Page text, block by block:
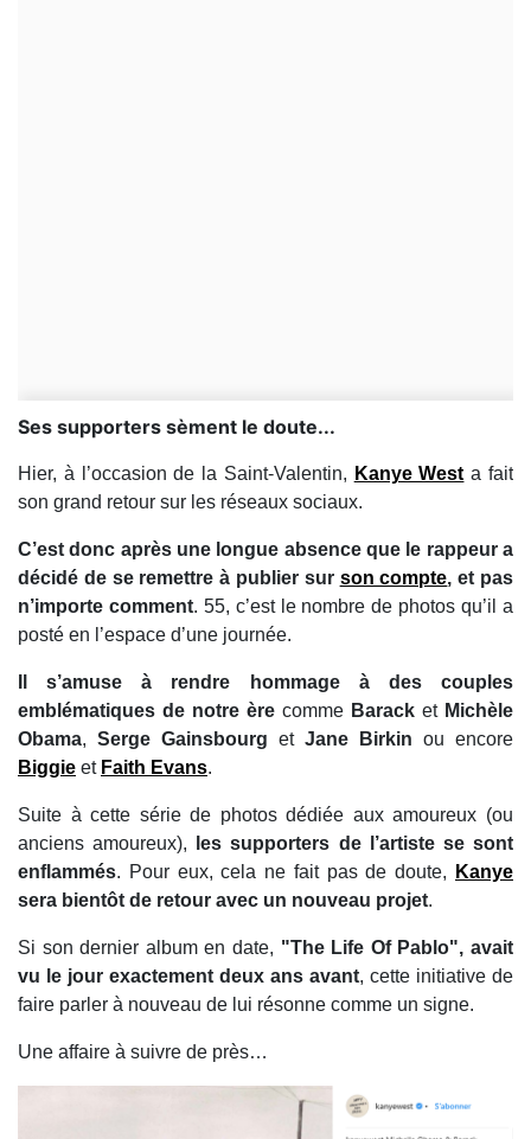
Ses supporters sèment le doute...
Hier, à l’occasion de la Saint-Valentin, Kanye West a fait
son grand retour sur les réseaux sociaux.
C’est donc après une longue absence que le rappeur a
décidé de se remettre à publier sur son compte, et pas
n’importe comment. 55, c’est le nombre de photos qu’il a
posté en l’espace d’une journée.
Il s’amuse à rendre hommage à des couples
emblématiques de notre ère comme Barack et Michèle
Obama, Serge Gainsbourg et Jane Birkin ou encore
Biggie et Faith Evans.
Suite à cette série de photos dédiée aux amoureux (ou
anciens amoureux), les supporters de l’artiste se sont
enflammés. Pour eux, cela ne fait pas de doute,
Kanye
sera bientôt de retour avec un nouveau projet.
Si son dernier album en date, "The Life Of Pablo", avait
vu le jour exactement deux ans avant, cette initiative de
faire parler à nouveau de lui résonne comme un signe.
Une affaire à suivre de près…